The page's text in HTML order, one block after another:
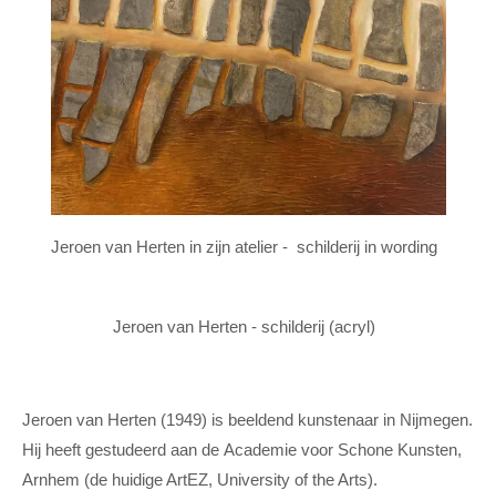
Jeroen van Herten in zijn atelier - schilderij in wording
Jeroen van Herten - schilderij (acryl)
Jeroen van Herten (1949) is beeldend kunstenaar in Nijmegen.
Hij heeft gestudeerd aan de Academie voor Schone Kunsten,
Arnhem (de huidige ArtEZ, University of the Arts).